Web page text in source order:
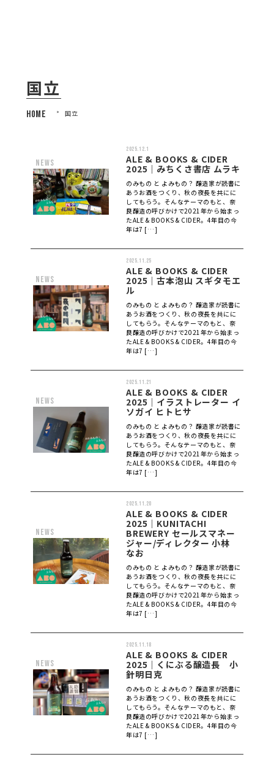
国立
HOME > 国立
news
2025.12.1
ALE & BOOKS & CIDER
2025｜みちくさ書店 ムラキ
のみもの と よみもの？ 醸造家が読書に
あうお酒をつくり、秋の夜長を共にに
してもらう。そんなテーマのもと、奈
良醸造の呼びかけで2021年から始まっ
たALE & BOOKS & CIDER。4年目の今
年は7 […]
news
2025.11.25
ALE & BOOKS & CIDER
2025｜古本泡山 スギタモエ
ル
のみもの と よみもの？ 醸造家が読書に
あうお酒をつくり、秋の夜長を共にに
してもらう。そんなテーマのもと、奈
良醸造の呼びかけで2021年から始まっ
たALE & BOOKS & CIDER。4年目の今
年は7 […]
news
2025.11.21
ALE & BOOKS & CIDER
2025｜イラストレーター イ
ソガイ ヒトヒサ
のみもの と よみもの？ 醸造家が読書に
あうお酒をつくり、秋の夜長を共にに
してもらう。そんなテーマのもと、奈
良醸造の呼びかけで2021年から始まっ
たALE & BOOKS & CIDER。4年目の今
年は7 […]
news
2025.11.20
ALE & BOOKS & CIDER
2025｜KUNITACHI
BREWERY セールスマネー
ジャー/ディレクター 小林
なお
のみもの と よみもの？ 醸造家が読書に
あうお酒をつくり、秋の夜長を共にに
してもらう。そんなテーマのもと、奈
良醸造の呼びかけで2021年から始まっ
たALE & BOOKS & CIDER。4年目の今
年は7 […]
news
2025.11.18
ALE & BOOKS & CIDER
2025｜くにぶる醸造長 小
針明日克
のみもの と よみもの？ 醸造家が読書に
あうお酒をつくり、秋の夜長を共にに
してもらう。そんなテーマのもと、奈
良醸造の呼びかけで2021年から始まっ
たALE & BOOKS & CIDER。4年目の今
年は7 […]